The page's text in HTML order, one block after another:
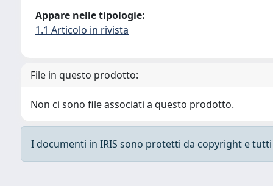
Appare nelle tipologie:
1.1 Articolo in rivista
File in questo prodotto:
Non ci sono file associati a questo prodotto.
I documenti in IRIS sono protetti da copyright e